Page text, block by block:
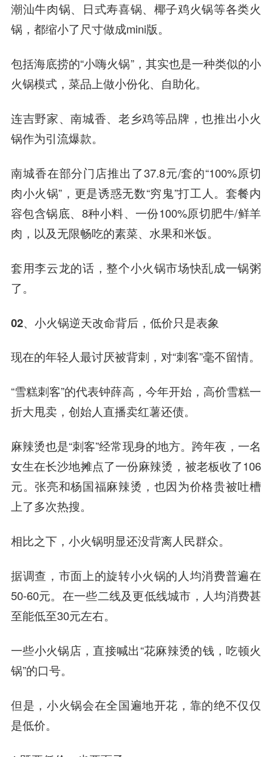
潮汕牛肉锅、日式寿喜锅、椰子鸡火锅等各类火
锅，都缩小了尺寸做成mini版。
包括海底捞的“小嗨火锅”，其实也是一种类似的小
火锅模式，菜品上做小份化、自助化。
连吉野家、南城香、老乡鸡等品牌，也推出小火
锅作为引流爆款。
南城香在部分门店推出了37.8元/套的“100%原切
肉小火锅”，更是诱惑无数“穷鬼”打工人。套餐内
容包含锅底、8种小料、一份100%原切肥牛/鲜羊
肉，以及无限畅吃的素菜、水果和米饭。
套用李云龙的话，整个小火锅市场快乱成一锅粥
了。
02、小火锅逆天改命背后， 低价只是表象
现在的年轻人最讨厌被背刺，对“刺客”毫不留情。
“雪糕刺客”的代表钟薛高，今年开始，高价雪糕一
折大甩卖，创始人直播卖红薯还债。
麻辣烫也是“刺客”经常现身的地方。跨年夜，一名
女生在长沙地摊点了一份麻辣烫，被老板收了106
元。张亮和杨国福麻辣烫，也因为价格贵被吐槽
上了多次热搜。
相比之下，小火锅明显还没背离人民群众。
据调查，市面上的旋转小火锅的人均消费普遍在
50-60元。在一些二线及更低线城市，人均消费甚
至能低至30元左右。
一些小火锅店，直接喊出“花麻辣烫的钱，吃顿火
锅”的口号。
但是，小火锅会在全国遍地开花，靠的绝不仅仅
是低价。